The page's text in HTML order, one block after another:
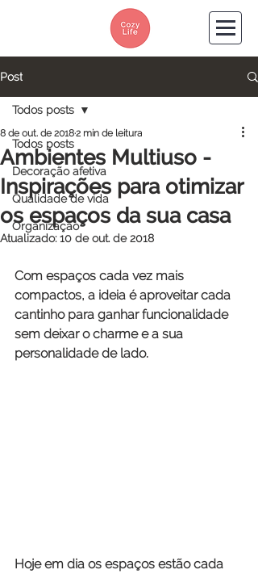
Post
Todos posts
Decoração afetiva
Qualidade de vida
Organização
Todos posts
Ambientes Multiuso -
Inspirações para otimizar
os espaços da sua casa
8 de out. de 20182 min de leitura
Atualizado: 10 de out. de 2018
Com espaços cada vez mais
compactos, a ideia é aproveitar cada
cantinho para ganhar funcionalidade
sem deixar o charme e a sua
personalidade de lado.
Hoje em dia os espaços estão cada